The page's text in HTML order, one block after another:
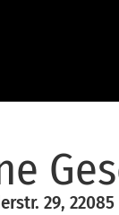
29,